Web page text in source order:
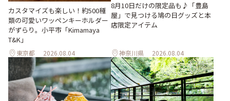
カスタマイズも楽しい！約500種
類の可愛いワッペンキーホルダー
がずらり。小平市「Kimamaya
T&K」
東京都 2026.08.04
8月10日だけの限定品も♪「豊島
屋」で見つける鳩の日グッズと本
店限定アイテム
神奈川県 2026.08.04